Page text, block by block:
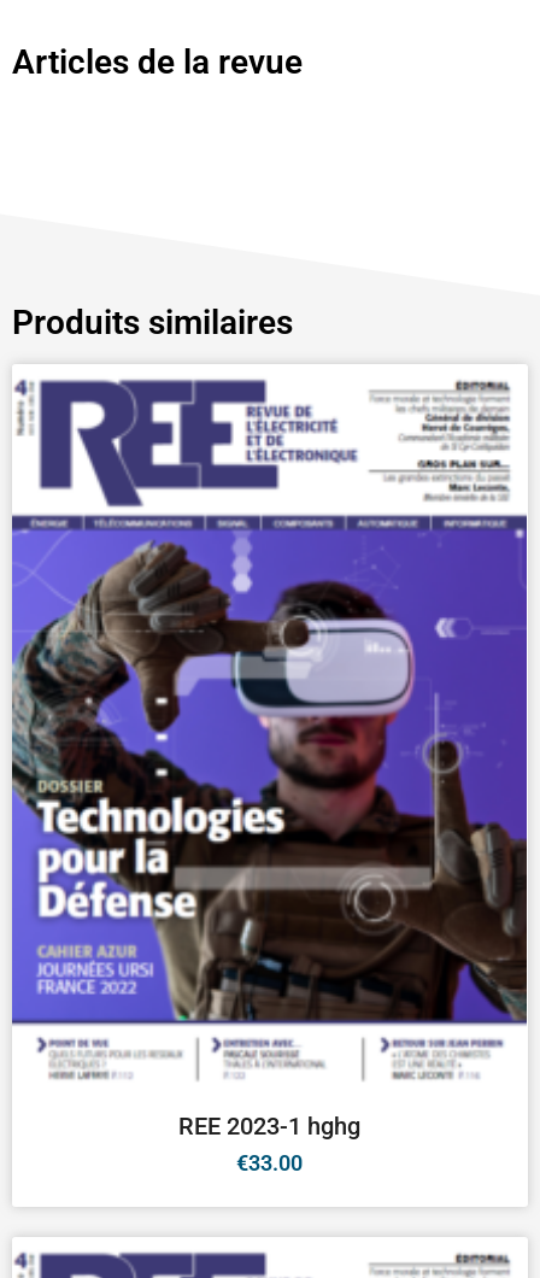
Articles de la revue
Produits similaires
REE 2023-1 hghg
€33.00